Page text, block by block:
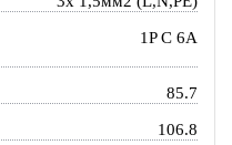
1P C 6A
85.7
106.8